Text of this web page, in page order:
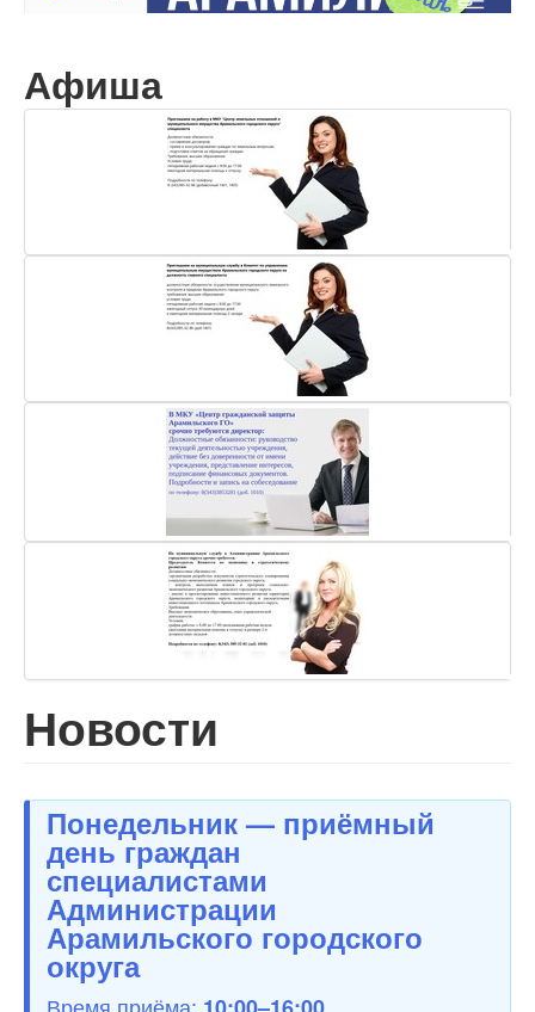
Афиша
Новости
Понедельник — приёмный
день граждан
специалистами
Администрации
Арамильского городского
округа